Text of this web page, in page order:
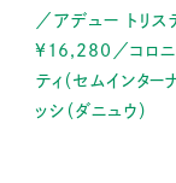
／アデュー トリス
¥16,280／コロニ
ティ（セムインタ
ッシ（ダニュウ）